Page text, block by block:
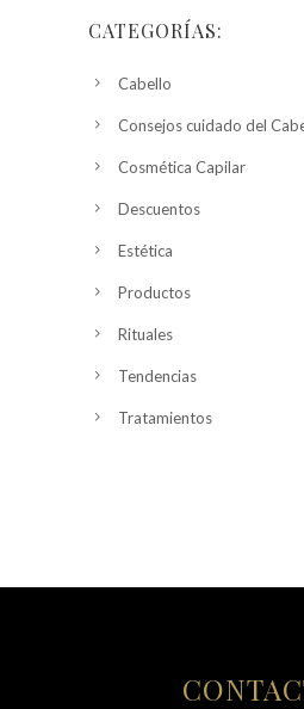
CATEGORÍAS:
Cabello
Consejos cuidado del
Cosmética Capilar
Descuentos
Estética
Productos
Rituales
Tendencias
Tratamientos